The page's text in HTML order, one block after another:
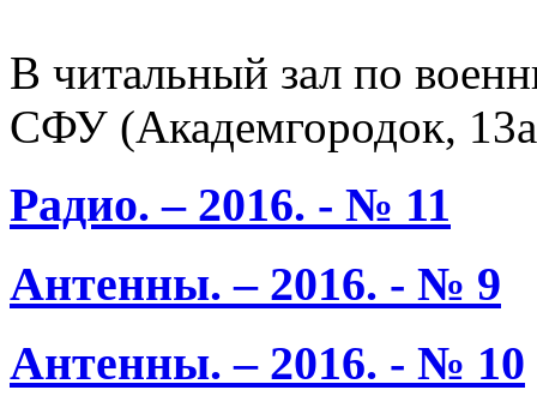
В читальный зал по
СФУ (Академгородок,
Радио. – 2016. - № 11
Антенны. – 2016. - № 9
Антенны. – 2016. - № 10